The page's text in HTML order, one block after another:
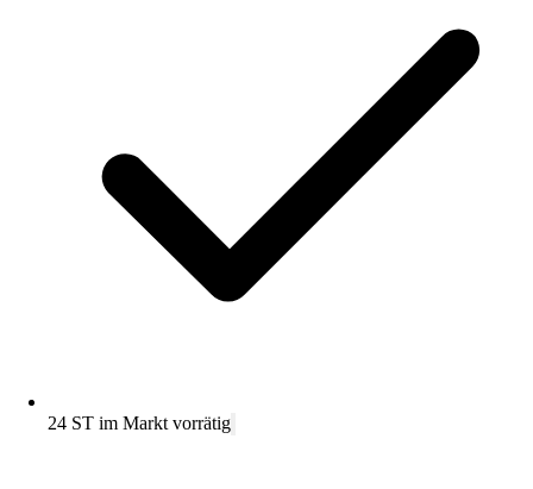
24 ST im Markt vorrätig